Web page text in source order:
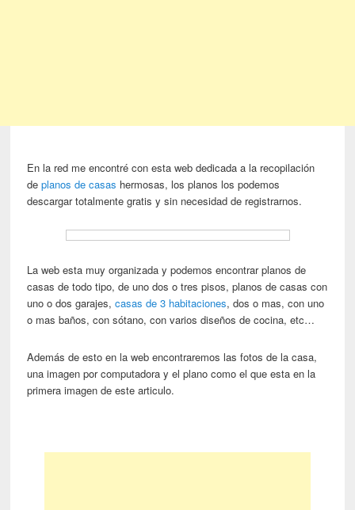
En la red me encontré con esta web dedicada a la recopilación
deplanos de casas hermosas, los planos los podemos
descargar totalmente gratis y sin necesidad de registrarnos.
La web esta muy organizada y podemos encontrar planos de
casas de todo tipo, de uno dos o tres pisos, planos de casas con
uno o dos garajes,casas de 3 habitaciones, dos o mas, con uno
o mas baños, con sótano, con varios diseños de cocina, etc…
Además de esto en la web encontraremos las fotos de la casa,
una imagen por computadora y el plano como el que esta en la
primera imagen de este articulo.